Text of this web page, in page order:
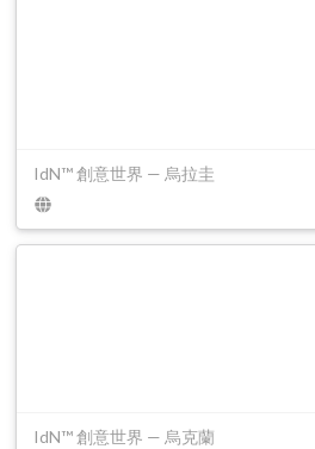
IdN™ 創意世界 — 烏拉圭
IdN™ 創意世界 — 烏克蘭